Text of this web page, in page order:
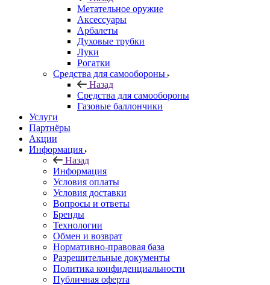
Метательное оружие
Аксессуары
Арбалеты
Духовые трубки
Луки
Рогатки
Средства для самообороны
Назад
Средства для самообороны
Газовые баллончики
Услуги
Партнёры
Акции
Информация
Назад
Информация
Условия оплаты
Условия доставки
Вопросы и ответы
Бренды
Технологии
Обмен и возврат
Нормативно-правовая база
Разрешительные документы
Политика конфиденциальности
Публичная оферта